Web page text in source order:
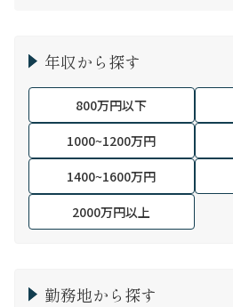
年収から探す
800万円以下
1000~1200万円
1400~1600万円
2000万円以上
勤務地から探す